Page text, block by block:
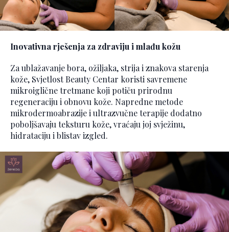
Inovativna rješenja za zdraviju i mlađu kožu
Za ublažavanje bora, ožiljaka, strija i znakova starenja
kože, Svjetlost Beauty Centar koristi savremene
mikroiglične tretmane koji potiču prirodnu
regeneraciju i obnovu kože. Napredne metode
mikrodermoabrazije i ultrazvučne terapije dodatno
poboljšavaju teksturu kože, vraćaju joj svježinu,
hidrataciju i blistav izgled.